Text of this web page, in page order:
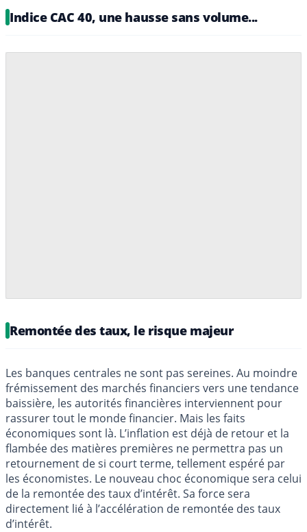
Indice CAC 40, une hausse sans volume...
Remontée des taux, le risque majeur
Les banques centrales ne sont pas sereines. Au moindre
frémissement des marchés financiers vers une tendance
baissière, les autorités financières interviennent pour
rassurer tout le monde financier. Mais les faits
économiques sont là. L’inflation est déjà de retour et la
flambée des matières premières ne permettra pas un
retournement de si court terme, tellement espéré par
les économistes. Le nouveau choc économique sera celui
de la remontée des taux d’intérêt. Sa force sera
directement lié à l’accélération de remontée des taux
d’intérêt.